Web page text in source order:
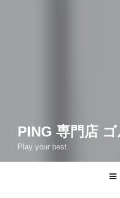
PING 専門店
Play your best.